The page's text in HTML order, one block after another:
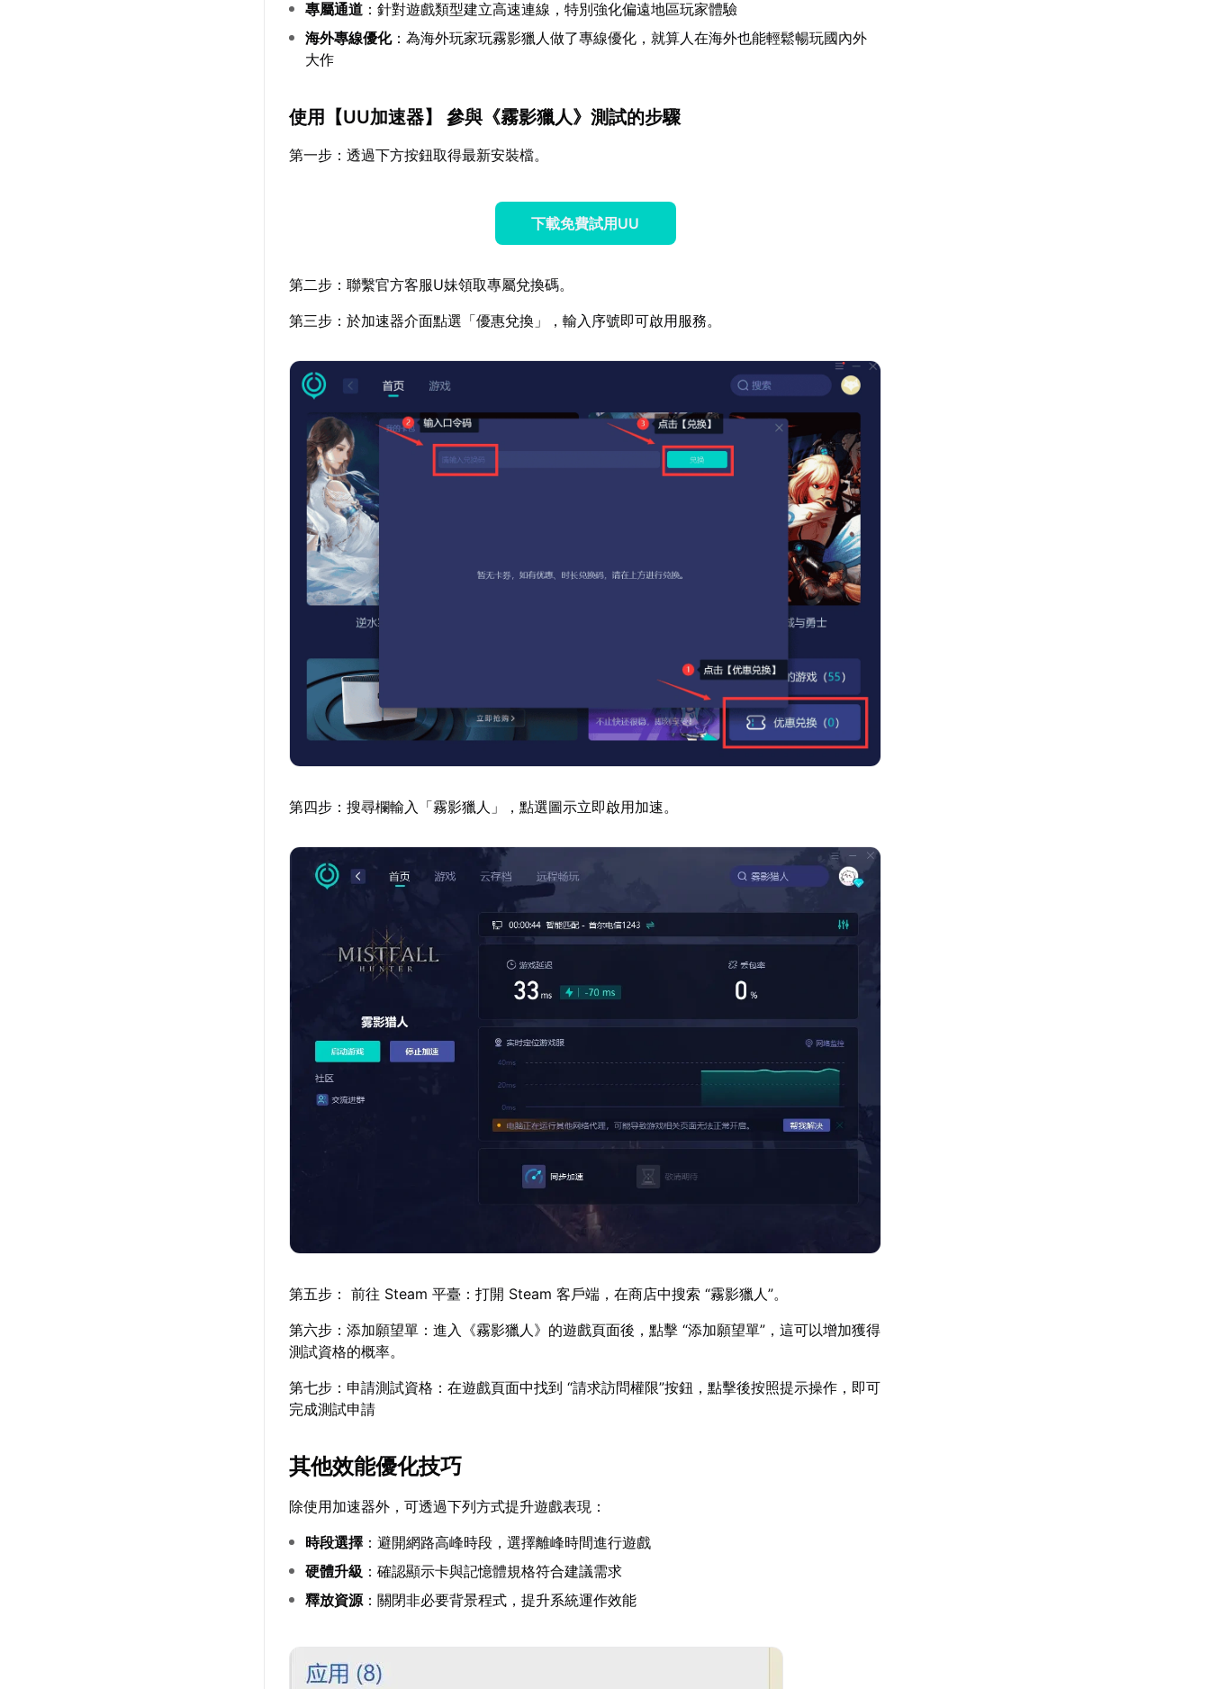
專屬通道 ：針對遊戲類型建立高速連線，特別強化偏遠地區玩家體驗
海外專線優化：為海外玩家玩霧影獵人做了專線優化，就算人在海外也能輕鬆暢玩國內外
大作
使用【UU加速器】 參與《霧影獵人》測試的步驟
第一步：透過下方按鈕取得最新安裝檔。
下載免費試用UU
第二步：聯繫官方客服U妹領取專屬兌換碼。
第三步：於加速器介面點選「優惠兌換」，輸入序號即可啟用服務。
第四步：搜尋欄輸入「霧影獵人」，點選圖示立即啟用加速。
第五步： 前往 Steam 平臺：打開 Steam 客戶端，在商店中搜索 “霧影獵人”。
第六步：添加願望單：進入《霧影獵人》的遊戲頁面後，點擊 “添加願望單”，這可以增加獲得
測試資格的概率。
第七步：申請測試資格：在遊戲頁面中找到 “請求訪問權限”按鈕，點擊後按照提示操作，即可
完成測試申請
其他效能優化技巧
除使用加速器外，可透過下列方式提升遊戲表現：
時段選擇 ：避開網路高峰時段，選擇離峰時間進行遊戲
硬體升級 ：確認顯示卡與記憶體規格符合建議需求
釋放資源 ：關閉非必要背景程式，提升系統運作效能